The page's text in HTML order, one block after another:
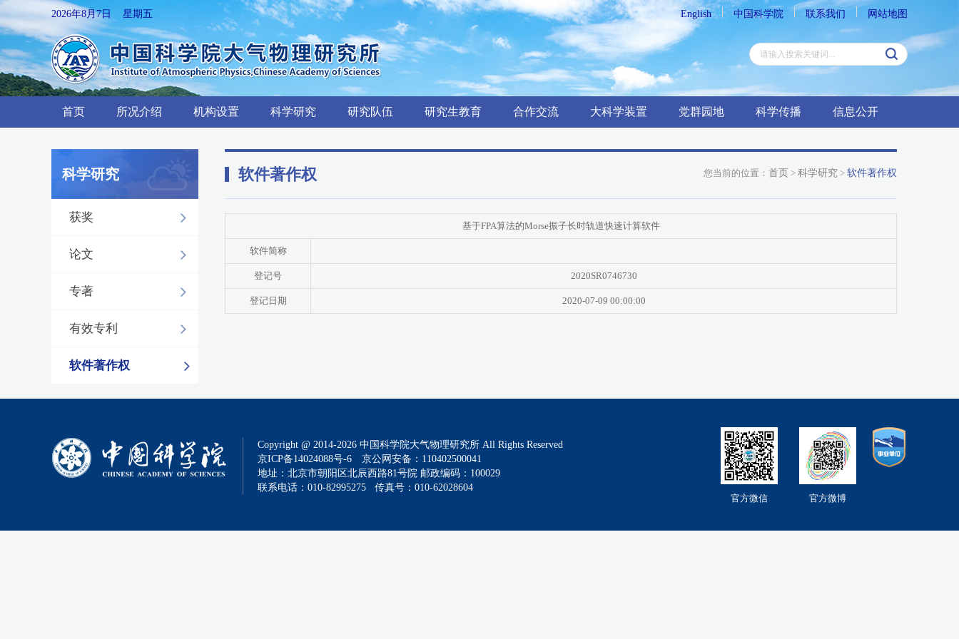
2026年8月7日 星期五 English 中国科学院 联系我们 网站地图
首页 所况介绍 机构设置 科学研究 研究队伍 研究生教育 合作交流 大科学装置 党群园地 科学传播 信息公开
科学研究
获奖
论文
专著
有效专利
软件著作权
软件著作权 您当前的位置： 首页 > 科学研究 > 软件著作权
基于FPA算法的Morse振子长时轨道快速计算软件
软件简称
登记号 2020SR0746730
登记日期 2020-07-09 00:00:00
官方微信 官方微博
Copyright @ 2014-2026 中国科学院大气物理研究所 All Rights Reserved
京ICP备14024088号-6
京公网安备：110402500041
地址：北京市朝阳区北辰西路81号院 邮政编码：100029
联系电话：010-82995275 传真号：010-62028604